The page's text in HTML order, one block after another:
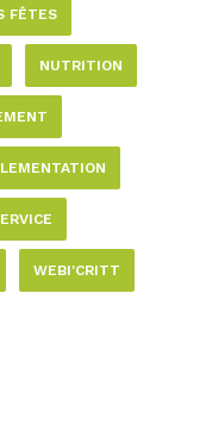
FÊTES
NUTRITION
WEBI'CRITT